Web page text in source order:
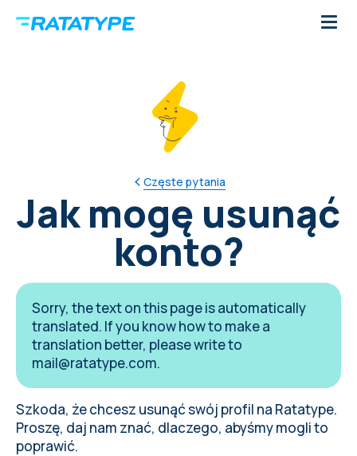
Częste pytania
Jak mogę usunąć
konto?
Sorry, the text on this page is automatically
translated. If you know how to make a
translation better, please write to
mail@ratatype.com.
Szkoda, że chcesz usunąć swój profil na Ratatype.
Proszę, daj nam znać, dlaczego, abyśmy mogli to
poprawić.